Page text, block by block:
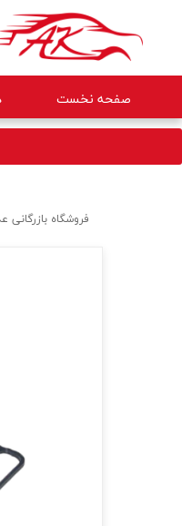
صفحه نخست
فروشگاه بازرگانی